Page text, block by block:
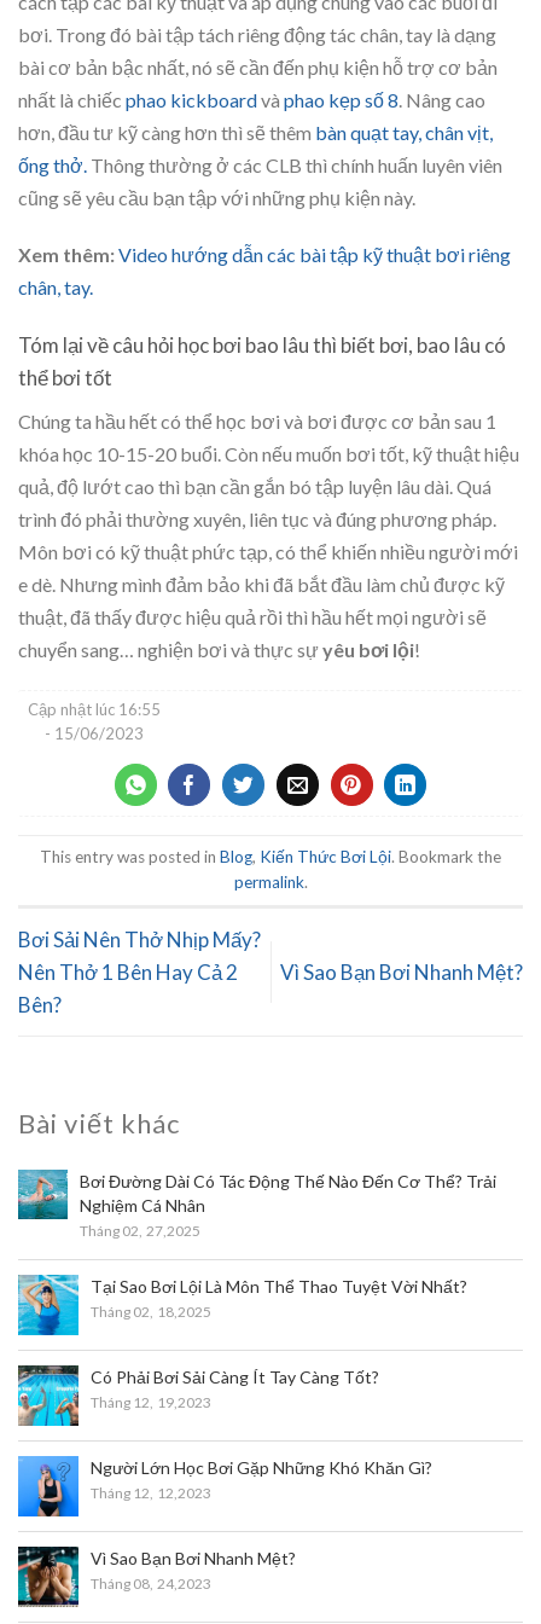
bơi. Trong đó bài tập tách riêng động tác chân, tay là dạng
bài cơ bản bậc nhất, nó sẽ cần đến phụ kiện hỗ trợ cơ bản
nhất là chiếc phao kickboardvà phao kẹp số 8 . Nâng cao
hơn, đầu tư kỹ càng hơn thì sẽ thêm bàn quạt tay, chân vịt,
ống thở. Thông thường ở các CLB thì chính huấn luyên viên
cũng sẽ yêu cầu bạn tập với những phụ kiện này.
Xem thêm:Video hướng dẫn các bài tập kỹ thuật bơi riêng
chân, tay.
Tóm lại về câu hỏi học bơi bao lâu thì biết bơi, bao lâu có
thể bơi tốt
Chúng ta hầu hết có thể học bơi và bơi được cơ bản sau 1
khóa học 10-15-20 buổi. Còn nếu muốn bơi tốt, kỹ thuật hiệu
quả, độ lướt cao thì bạn cần gắn bó tập luyện lâu dài. Quá
trình đó phải thường xuyên, liên tục và đúng phương pháp.
Môn bơi có kỹ thuật phức tạp, có thể khiến nhiều người mới
e dè. Nhưng mình đảm bảo khi đã bắt đầu làm chủ được kỹ
thuật, đã thấy được hiệu quả rồi thì hầu hết mọi người sẽ
chuyển sang… nghiện bơi và thực sựyêu bơi lội!
Cập nhật lúc 16:55
- 15/06/2023
This entry was posted in Blog, Kiến Thức Bơi Lội. Bookmark the
permalink.
Bơi Sải Nên Thở Nhịp Mấy?
Nên Thở 1 Bên Hay Cả 2
Bên?
Vì Sao Bạn Bơi Nhanh Mệt?
Bài viết khác
Bơi Đường Dài Có Tác Động Thế Nào Đến Cơ Thể? Trải
Nghiệm Cá Nhân
Tháng 02, 27,2025
Tại Sao Bơi Lội Là Môn Thể Thao Tuyệt Vời Nhất?
Tháng 02, 18,2025
Có Phải Bơi Sải Càng Ít Tay Càng Tốt?
Tháng 12, 19,2023
Người Lớn Học Bơi Gặp Những Khó Khăn Gì?
Tháng 12, 12,2023
Vì Sao Bạn Bơi Nhanh Mệt?
Tháng 08, 24,2023